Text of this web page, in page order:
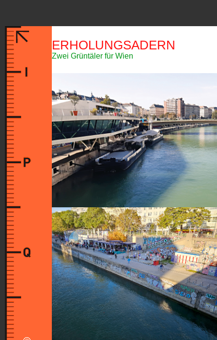
ERHOLUNGSADERN
Zwei Grüntäler für Wien